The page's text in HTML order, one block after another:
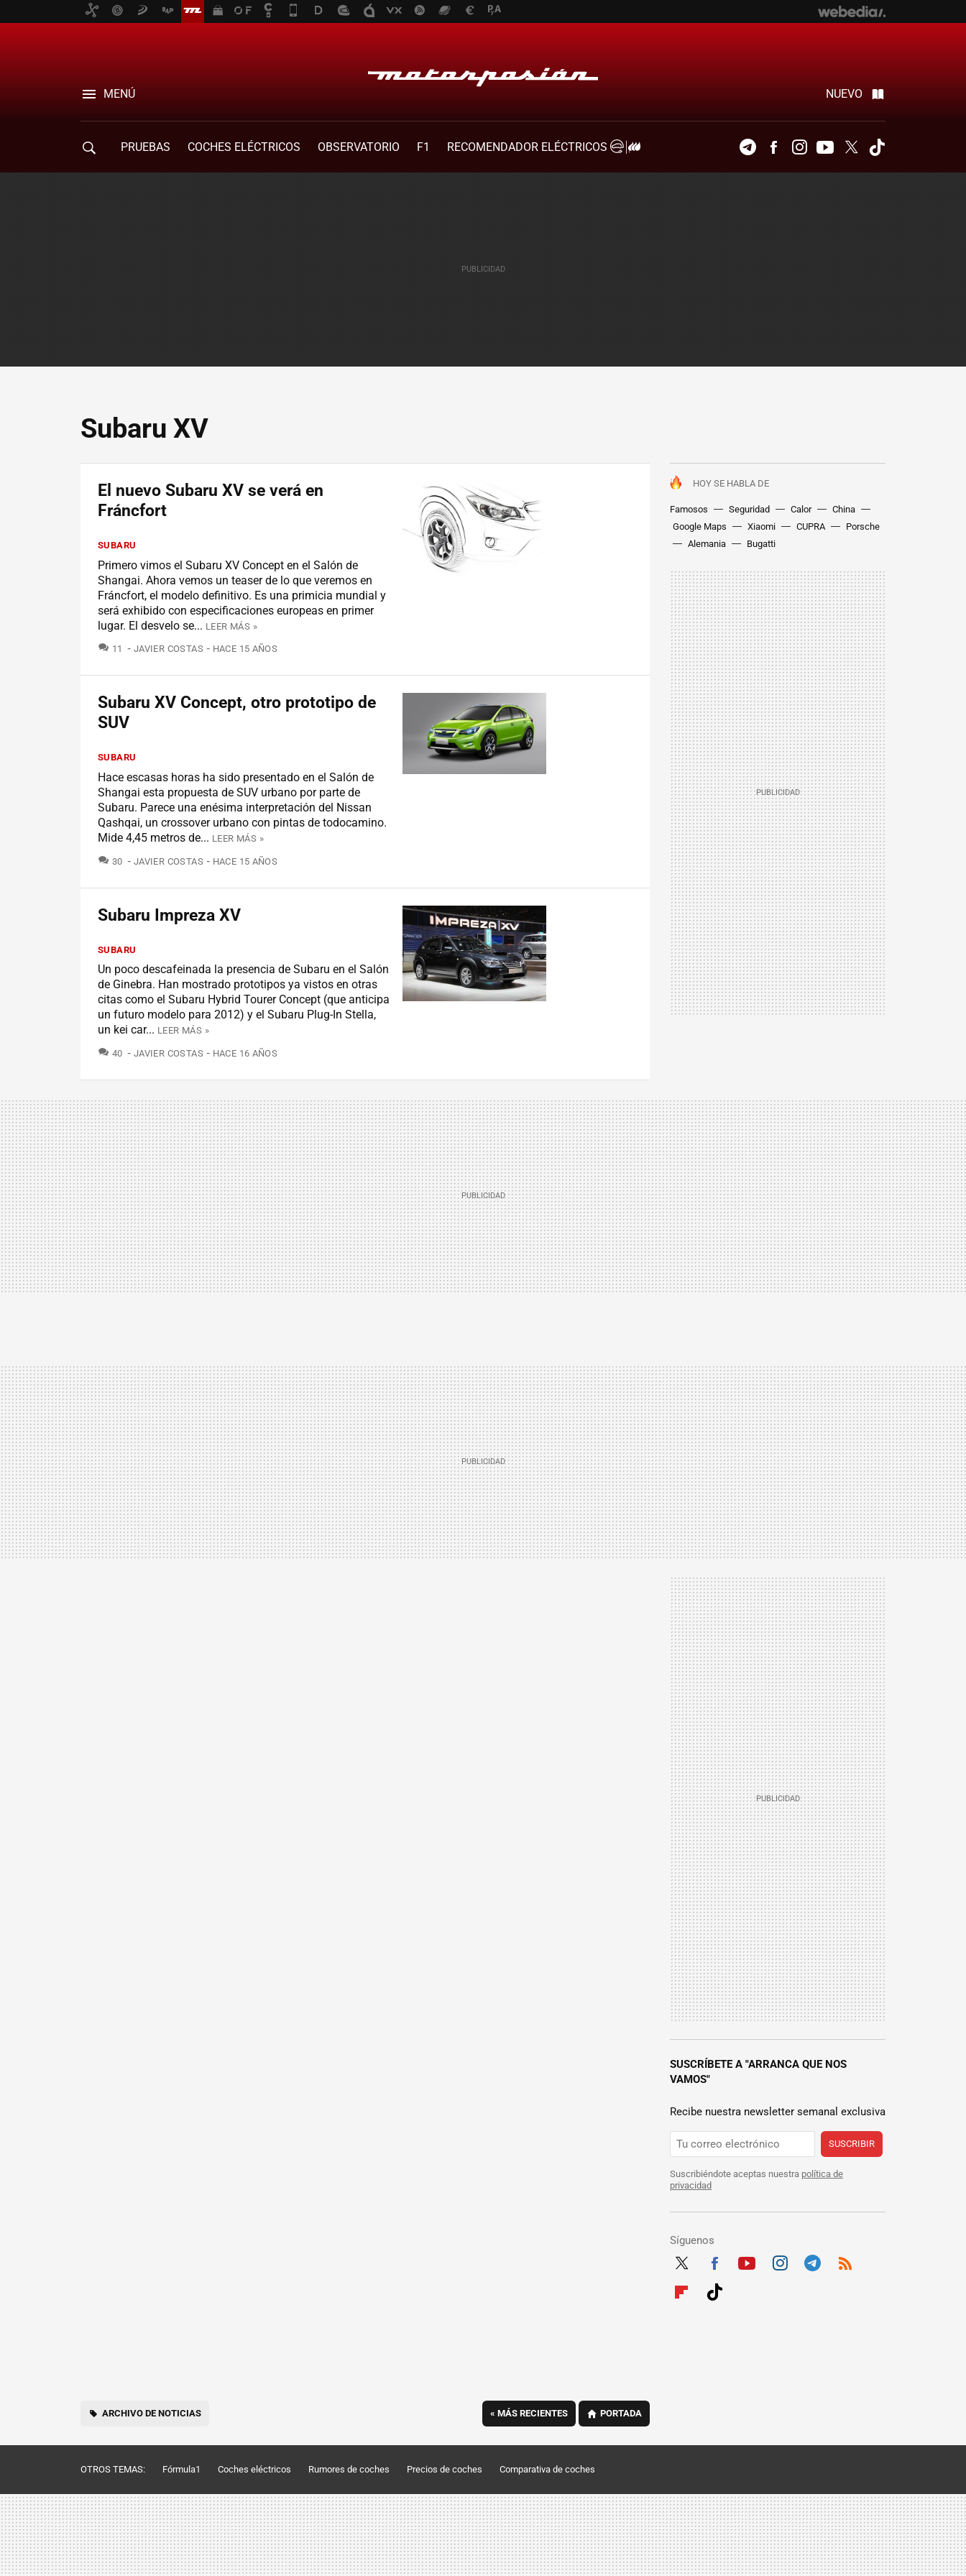
MENÚ NUEVO
PRUEBAS COCHES ELÉCTRICOS OBSERVATORIO F1
RECOMENDADOR ELÉCTRICOS
TelegramFacebookInstagramYoutubeTwitter
Subaru XV
HOY SE HABLA DE
Famosos Seguridad Calor
China
Google Maps
Xiaomi CUPRA
Porsche
Alemania
Bugatti
El nuevo Subaru XV se verá en
Fráncfort
SUBARU
Primero vimos el Subaru XV Concept en el Salón de
Shangai. Ahora vemos un teaser de lo que veremos en
Fráncfort, el modelo definitivo. Es una primicia mundial y
será exhibido con especificaciones europeas en primer
lugar. El desvelo se... LEER MÁS »
11 COMENTARIOS
JAVIER COSTAS HACE 15 AÑOS
Subaru XV Concept, otro prototipo de
SUV
SUBARU
Hace escasas horas ha sido presentado en el Salón de
Shangai esta propuesta de SUV urbano por parte de
Subaru. Parece una enésima interpretación del Nissan
Qashqai, un crossover urbano con pintas de todocamino.
Mide 4,45 metros de... LEER MÁS »
30 COMENTARIOS
JAVIER COSTAS HACE 15 AÑOS
Subaru Impreza XV
SUBARU
Un poco descafeinada la presencia de Subaru en el Salón
de Ginebra. Han mostrado prototipos ya vistos en otras
citas como el Subaru Hybrid Tourer Concept (que anticipa
un futuro modelo para 2012) y el Subaru Plug-In Stella,
un kei car... LEER MÁS »
40 COMENTARIOS
JAVIER COSTAS HACE 16 AÑOS
SUSCRÍBETE A "ARRANCA QUE NOS
VAMOS"
Recibe nuestra newsletter semanal exclusiva
SUSCRIBIR
Suscribiéndote aceptas nuestra política de
privacidad
Síguenos
Twit
Fac
« MÁS RECIENTES PORTADA
ARCHIVO DE NOTICIAS
OTROS TEMAS: Fórmula1 Coches eléctricos Rumores de coches Precios de coches Comparativa de coches